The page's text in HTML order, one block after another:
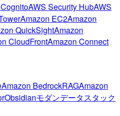
AWS Security HubAWS
Amazon EC2Amazon
QuickSightAmazon
CloudFrontAmazon Connect
Amazon BedrockRAGAmazon
Obsidianモダンデータスタック